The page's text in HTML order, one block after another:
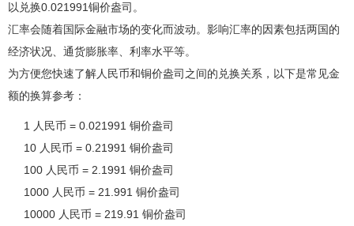
以兑换0.021991铜价盎司。
汇率会随着国际金融市场的变化而波动。影响汇率的因素包括两国的
经济状况、通货膨胀率、利率水平等。
为方便您快速了解人民币和铜价盎司之间的兑换关系，以下是常见金
额的换算参考：
1 人民币 = 0.021991 铜价盎司
10 人民币 = 0.21991 铜价盎司
100 人民币 = 2.1991 铜价盎司
1000 人民币 = 21.991 铜价盎司
10000 人民币 = 219.91 铜价盎司